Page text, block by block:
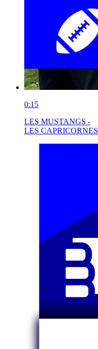
0:15
LES MUSTANGS -
LES CAPRICORNES